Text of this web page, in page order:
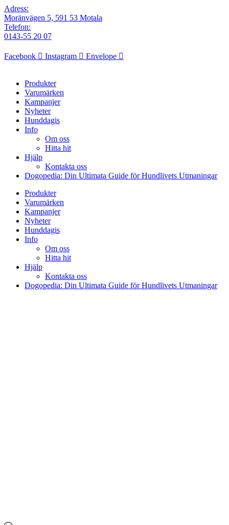
Adress:
Moränvägen 5, 591 53 Motala
Telefon:
0143-55 20 07
Facebook Instagram Envelope
Produkter
Varumärken
Kampanjer
Nyheter
Hunddagis
Info
Om oss
Hitta hit
Hjälp
Kontakta oss
Dogopedia: Din Ultimata Guide för Hundlivets Utmaningar
Produkter
Varumärken
Kampanjer
Nyheter
Hunddagis
Info
Om oss
Hitta hit
Hjälp
Kontakta oss
Dogopedia: Din Ultimata Guide för Hundlivets Utmaningar